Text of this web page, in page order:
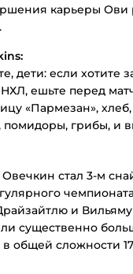
карьеры Ови
дети: если хотите
НХЛ, ешьте перед
«Пармезан»,
помидоры, грибы, и
стал 3-м
и
существенно
общей сложности